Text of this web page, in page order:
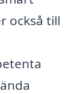
också till